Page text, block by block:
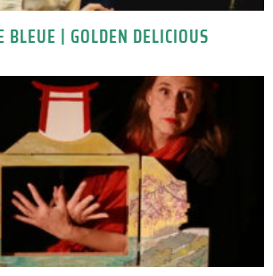
BLEUE | GOLDEN DELICIOUS